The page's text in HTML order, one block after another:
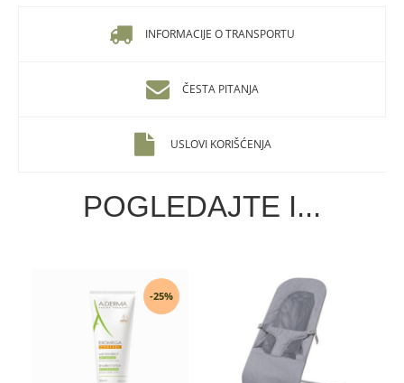
INFORMACIJE O TRANSPORTU
ČESTA PITANJA
USLOVI KORIŠĆENJA
POGLEDAJTE I...
-25%